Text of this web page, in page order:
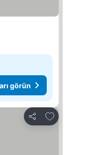
görün
Paylaş
Favorilerime ekle